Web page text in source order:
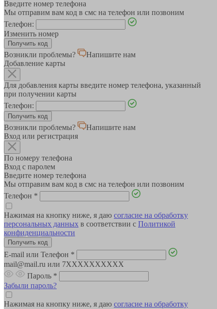
Введите номер телефона
Мы отправим вам код в смс на телефон или позвоним
Телефон:
Изменить номер
Возникли проблемы?
Напишите нам
Добавление карты
Для добавления карты введите номер телефона, указанный
при получении карты
Телефон:
Возникли проблемы?
Напишите нам
Вход или регистрация
По номеру телефона
Вход с паролем
Введите номер телефона
Мы отправим вам код в смс на телефон или позвоним
Телефон *
Нажимая на кнопку ниже, я даю согласие на обработку
персональных данных в соответствии с Политикой
конфиденциальности
E-mail или Телефон *
mail@mail.ru или 7XXXXXXXXXX
Пароль *
Забыли пароль?
Нажимая на кнопку ниже, я даю согласие на обработку